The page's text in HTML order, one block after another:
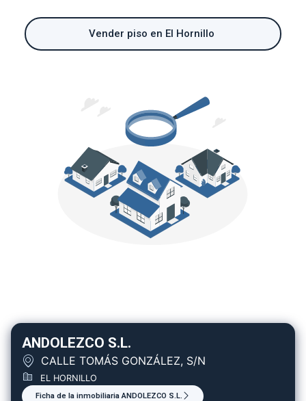
Vender piso en El Hornillo
ANDOLEZCO S.L.
CALLE TOMÁS GONZÁLEZ, S/N
EL HORNILLO
Ficha de la inmobiliaria ANDOLEZCO S.L.